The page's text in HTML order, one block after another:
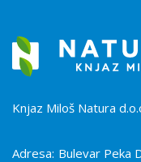
Knjaz Miloš Natura
Adresa: Bulevar Peka